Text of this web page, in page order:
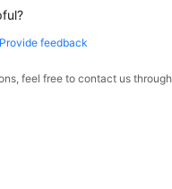
Provide feedback
feel free to contact us